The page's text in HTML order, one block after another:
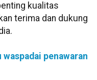
kualitas
terima dan dukung
penawaran